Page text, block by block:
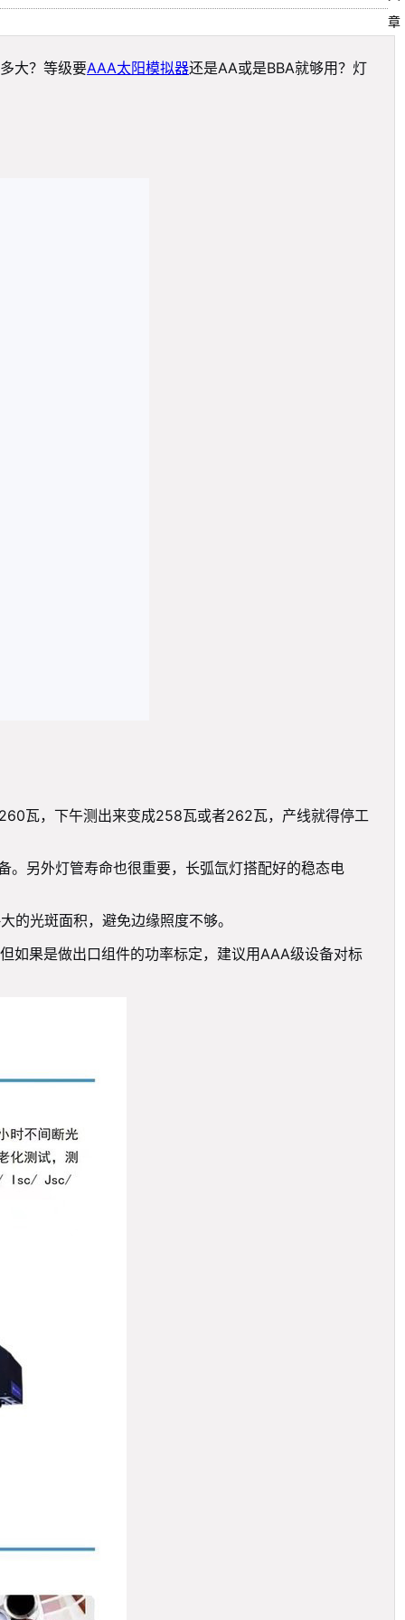
大？等级要AAA太阳模拟器还是AA或是BBA就够用？灯
瓦，下午测出来变成258瓦或者262瓦，产线就得停工
。另外灯管寿命也很重要，长弧氙灯搭配好的稳态电
光斑面积，避免边缘照度不够。
如果是做出口组件的功率标定，建议用AAA级设备对标
章